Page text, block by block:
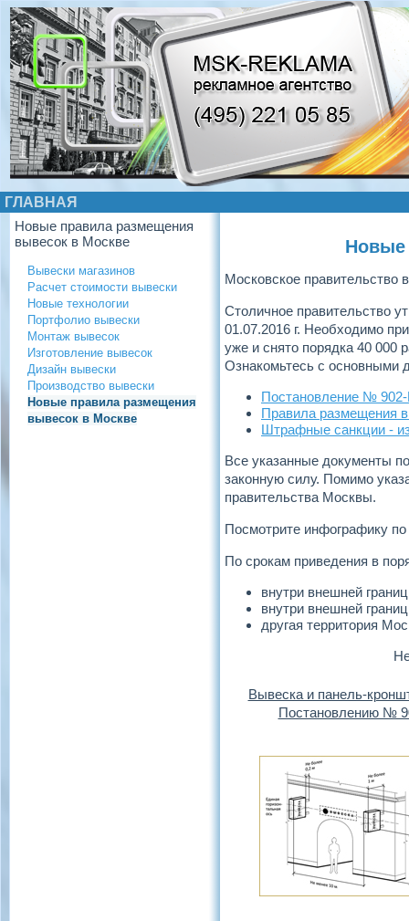
ГЛАВНАЯ
Новые правила размещения
вывесок в Москве
Вывески магазинов
Расчет стоимости вывески
Новые технологии
Портфолио вывески
Монтаж вывесок
Изготовление вывесок
Дизайн вывески
Производство вывески
Новые правила размещения
вывесок в Москве
Новые
Московское правительство
Cтоличное правительство
01.07.2016 г. Необходимо
уже и снято порядка 40 000
Ознакомьтесь с основными
Постановление №
Правила размещения
Штрафные санкции -
Все указанные документы
законную силу. Помимо
правительства Москвы.
Посмотрите инфографику
По срокам приведения в
внутри внешней
внутри внешней
другая территория
Вывеска и панель-
Постановлению №